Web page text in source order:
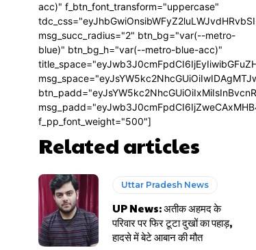
acc)" f_btn_font_transform="uppercase"
msg_succ_radius="2" btn_bg="var(--metro-
blue)" btn_bg_h="var(--metro-blue-acc)"
f_pp_font_weight="500"]
Related articles
Uttar Pradesh News
UP News: अतीक अहमद के
परिवार पर फिर टूटा दुखों का पहाड़,
हादसे में बेटे आबान की मौत